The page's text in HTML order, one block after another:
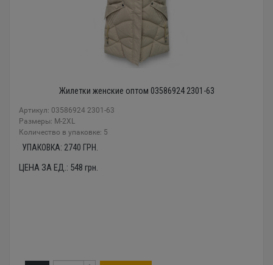
Жилетки женские оптом 03586924 2301-63
Артикул: 03586924 2301-63
Размеры: M-2XL
Количество в упаковке: 5
УПАКОВКА: 2740 ГРН.
ЦЕНА ЗА ЕД.: 548 грн.